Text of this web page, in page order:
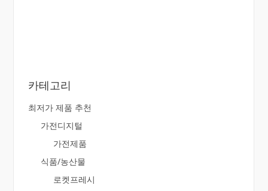
카테고리
최저가 제품 추천
가전디지털
가전제품
식품/농산물
로켓프레시